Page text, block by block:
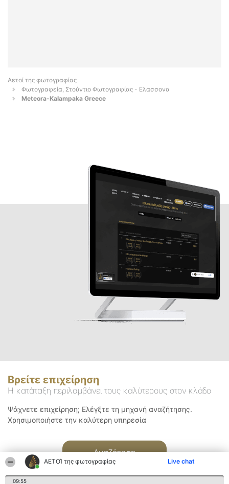
ΑΕΤΟΊ της φωτογραφίας Live chat
09:55
Αετοί της φωτογραφίας
Φωτογραφεία, Στούντιο Φωτογραφίας - Ελασσονα
Meteora-Kalampaka Greece
Βρείτε επιχείρηση
Η κατάταξη περιλαμβάνει τους καλύτερους στον κλάδο
Ψάχνετε επιχείρηση; Ελέγξτε τη μηχανή αναζήτησης.
Χρησιμοποιήστε την καλύτερη υπηρεσία
Αναζήτηση